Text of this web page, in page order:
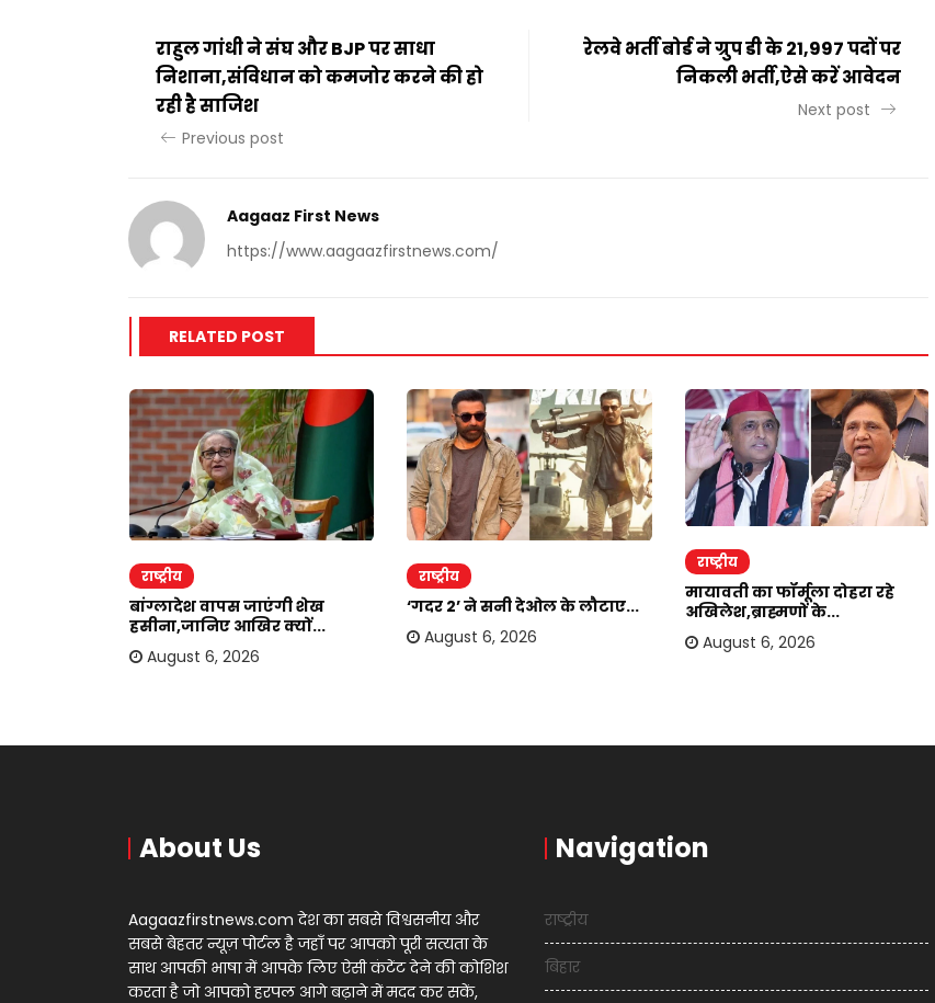
राहुल गांधी ने संघ और BJP पर साधा
निशाना,संविधान को कमजोर करने की हो
रही है साजिश
Previous post
रेलवे भर्ती बोर्ड ने ग्रुप डी के 21,997 पदों पर
निकली भर्ती,ऐसे करें आवेदन
Next post
Aagaaz First News
https://www.aagaazfirstnews.com/
RELATED POST
राष्ट्रीय
बांग्लादेश वापस जाएंगी शेख
हसीना,जानिए आखिर क्यों...
August 6, 2026
राष्ट्रीय
‘गदर 2’ ने सनी देओल के लौटाए...
August 6, 2026
राष्ट्रीय
मायावती का फॉर्मूला दोहरा रहे
अखिलेश,ब्राह्मणों के...
August 6, 2026
About Us
Aagaazfirstnews.com देश का सबसे विश्वसनीय और
सबसे बेहतर न्यूज़ पोर्टल है जहाँ पर आपको पूरी सत्यता के
साथ आपकी भाषा में आपके लिए ऐसी कंटेंट देने की कोशिश
करता है जो आपको हरपल आगे बढ़ाने में मदद कर सकें,
Navigation
राष्ट्रीय
बिहार